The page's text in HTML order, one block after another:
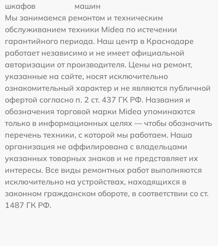
шкафов
машин
Мы занимаемся ремонтом и техническим
обслуживанием техники Midea по истечении
гарантийного периода. Наш центр в Краснодаре
работает независимо и не имеет официальной
авторизации от производителя. Цены на ремонт,
указанные на сайте, носят исключительно
ознакомительный характер и не являются публичной
офертой согласно п. 2 ст. 437 ГК РФ. Названия и
обозначения торговой марки Midea упоминаются
только в информационных целях — чтобы обозначить
перечень техники, с которой мы работаем. Наша
организация не аффилирована с владельцами
указанных товарных знаков и не представляет их
интересы. Все виды ремонтных работ выполняются
исключительно на устройствах, находящихся в
законном гражданском обороте, в соответствии со ст.
1487 ГК РФ.